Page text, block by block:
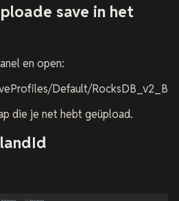
save in het
en open:
Default/
die je net hebt geüpload.